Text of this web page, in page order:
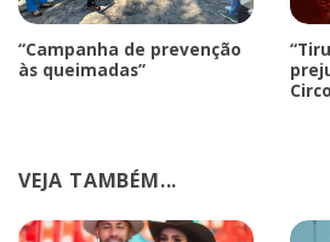
“Campanha de prevenção
às queimadas”
VEJA TAMBÉM...